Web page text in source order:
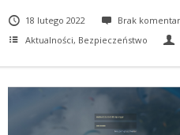
18 lutego 2022
Brak
Aktualności, Bezpieczeństwo